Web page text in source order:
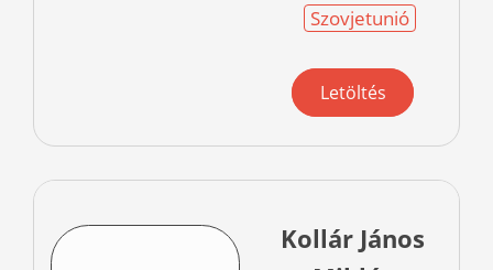
Szovjetunió
Letöltés
Kollár János